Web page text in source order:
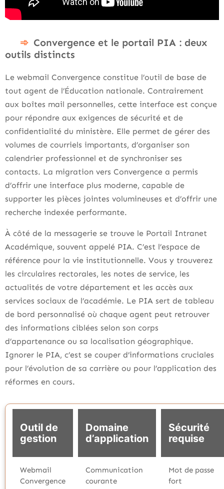
Convergence et le portail PIA : deux
outils distincts
Le webmail Convergence constitue l’outil de base de
tout agent de l’Éducation nationale. Contrairement
aux boîtes mail personnelles, cette interface est conçue
pour répondre aux exigences de sécurité et de
confidentialité du ministère. Elle permet de gérer des
volumes de courriels importants, d’organiser son
calendrier professionnel et de synchroniser ses
contacts. La migration vers Convergence a permis
d’offrir une interface plus moderne, capable de
supporter les pièces jointes volumineuses et d’offrir une
recherche indexée performante.
À côté de la messagerie se trouve le Portail Intranet
Académique, souvent appelé PIA. C’est l’espace de
référence pour la vie institutionnelle. Vous y trouverez
les circulaires rectorales, les notes de service, les
actualités de votre département et les accès aux
services sociaux de l’académie. Le PIA sert de tableau
de bord personnalisé où chaque agent peut retrouver
des informations ciblées selon son corps
d’appartenance ou sa localisation géographique.
Ignorer le PIA, c’est se couper d’informations cruciales
pour l’évolution de sa carrière ou pour l’application des
réformes en cours.
Outil de
gestion
Domaine
d’application
Sécurité
requise
Webmail
Convergence
Communication
courante
Mot de passe
fort